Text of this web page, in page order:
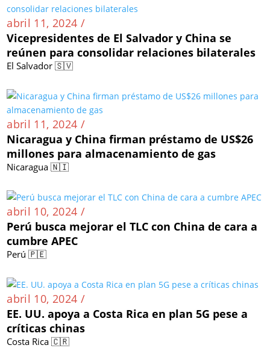
abril 11, 2024 /
Vicepresidentes de El Salvador y China se
reúnen para consolidar relaciones bilaterales
El Salvador 🇸🇻
abril 11, 2024 /
Nicaragua y China firman préstamo de US$26
millones para almacenamiento de gas
Nicaragua 🇳🇮
abril 10, 2024 /
Perú busca mejorar el TLC con China de cara a
cumbre APEC
Perú 🇵🇪
abril 10, 2024 /
EE. UU. apoya a Costa Rica en plan 5G pese a
críticas chinas
Costa Rica 🇨🇷